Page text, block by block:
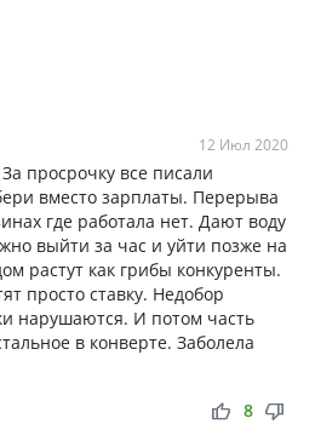
12 Июл 2020
просрочку все писали
вместо зарплаты. Перерыва
где работала нет. Дают воду
выйти за час и уйти позже на
растут как грибы конкуренты.
просто ставку. Недобор
нарушаются. И потом часть
в конверте. Заболела
thumb_up thumb_down
8